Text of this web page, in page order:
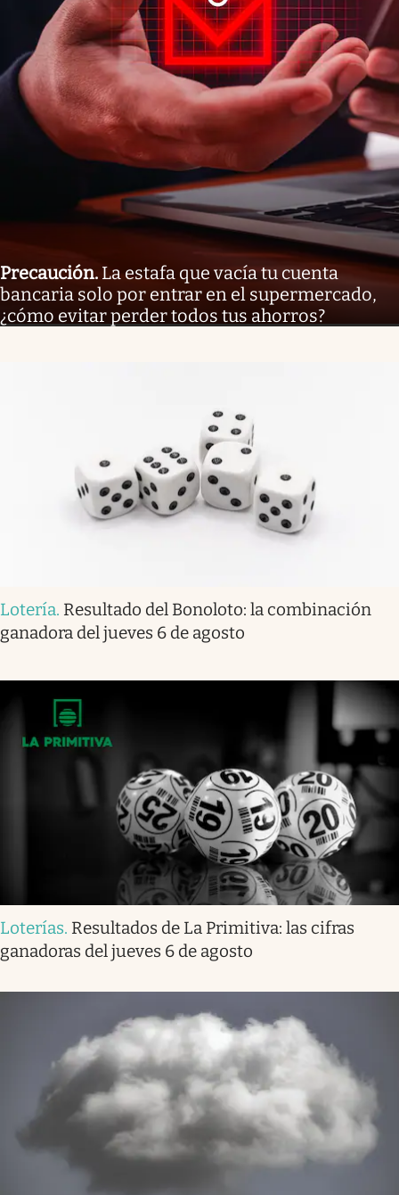
Precaución. La estafa que vacía tu cuenta
bancaria solo por entrar en el supermercado,
¿cómo evitar perder todos tus ahorros?
Lotería. Resultado del Bonoloto: la combinación
ganadora del jueves 6 de agosto
Loterías. Resultados de La Primitiva: las cifras
ganadoras del jueves 6 de agosto